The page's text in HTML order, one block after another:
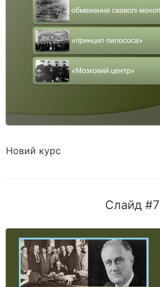
Новий курс
Слайд #7